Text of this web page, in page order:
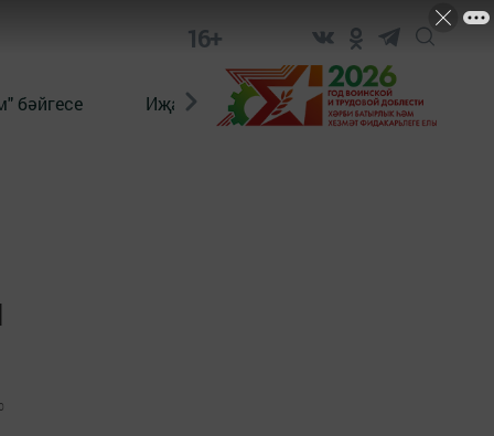
16+
бәйгесе Иҗат Реклама Онлайн
0